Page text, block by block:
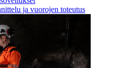
ja vuorojen toteutus